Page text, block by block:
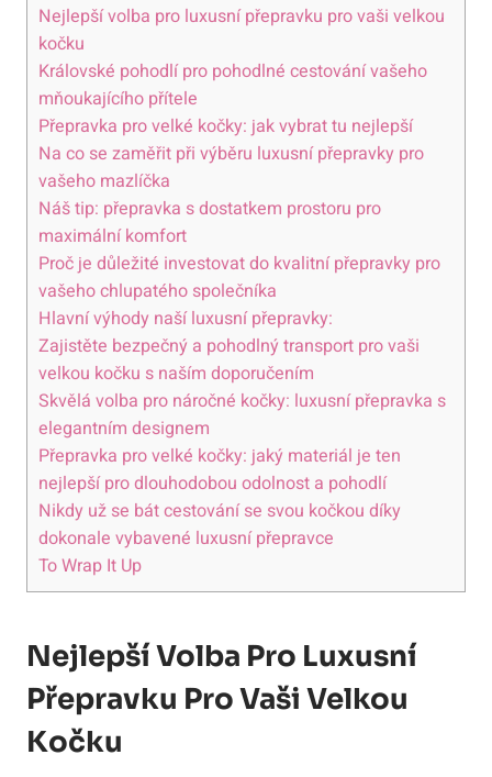
Nejlepší volba pro luxusní přepravku pro vaši velkou
kočku
Královské pohodlí pro pohodlné cestování vašeho
mňoukajícího přítele
Přepravka pro velké kočky: jak vybrat tu nejlepší
Na co se zaměřit při výběru luxusní přepravky pro
vašeho mazlíčka
Náš tip: přepravka s dostatkem prostoru pro
maximální komfort
Proč je důležité investovat do kvalitní přepravky pro
vašeho chlupatého společníka
Hlavní výhody naší luxusní přepravky:
Zajistěte bezpečný a pohodlný transport pro vaši
velkou kočku s naším doporučením
Skvělá volba pro náročné kočky: luxusní přepravka s
elegantním designem
Přepravka pro velké kočky: jaký materiál je ten
nejlepší pro dlouhodobou odolnost a pohodlí
Nikdy už se bát cestování se svou kočkou díky
dokonale vybavené luxusní přepravce
To Wrap It Up
Nejlepší Volba Pro Luxusní
Přepravku Pro Vaši Velkou
Kočku